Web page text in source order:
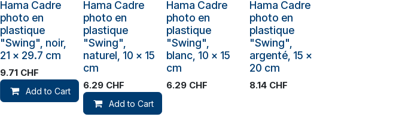
Hama Cadre
photo en
plastique
"Swing", noir,
21 x 29.7 cm
9.71 CHF
Add to Cart
Hama Cadre
photo en
plastique
"Swing",
naturel, 10 x 15
cm
6.29CHF
Add to Cart
Plus de stock
Hama Cadre
photo en
plastique
"Swing",
blanc, 10 x 15
cm
6.29CHF
Plus de stock
Hama Cadre
photo en
plastique
"Swing",
argenté, 15 x
20 cm
8.14CHF